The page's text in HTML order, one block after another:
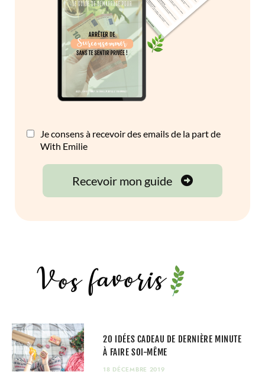
20 IDÉES CADEAU DE DERNIÈRE MINUTE
À FAIRE SOI-MÊME
18 DÉCEMBRE 2019